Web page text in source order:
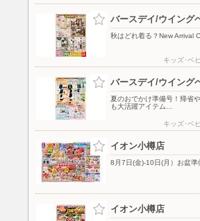
バースデイ/ウイング
秋はどれ着る？New Arrival
キッズ･ベ
バースデイ/ウイング
夏のおでかけ準備号！帰省
も大活躍アイテム…
キッズ･ベ
イオン小樽店
8月7日(金)-10日(月）お盆準
イオン小樽店